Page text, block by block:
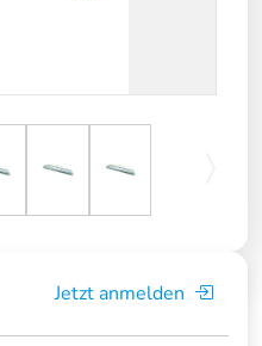
Jetzt anmelden